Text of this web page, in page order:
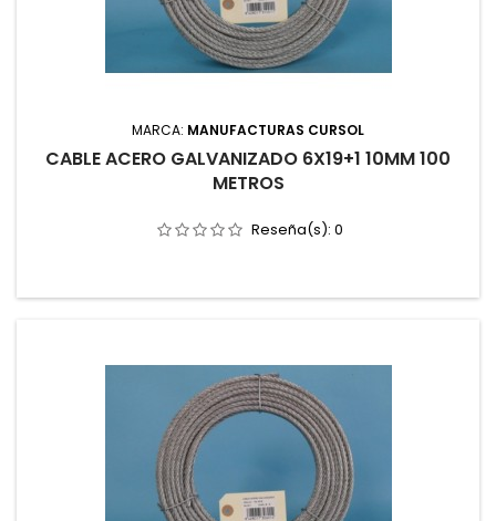
MARCA: MANUFACTURAS CURSOL
CABLE ACERO GALVANIZADO 6X19+1 10MM 100
METROS
Reseña(s): 0